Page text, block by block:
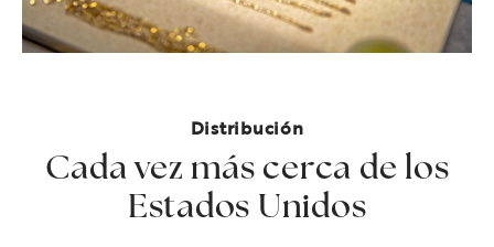
Distribución
Cada vez más cerca de los
Estados Unidos